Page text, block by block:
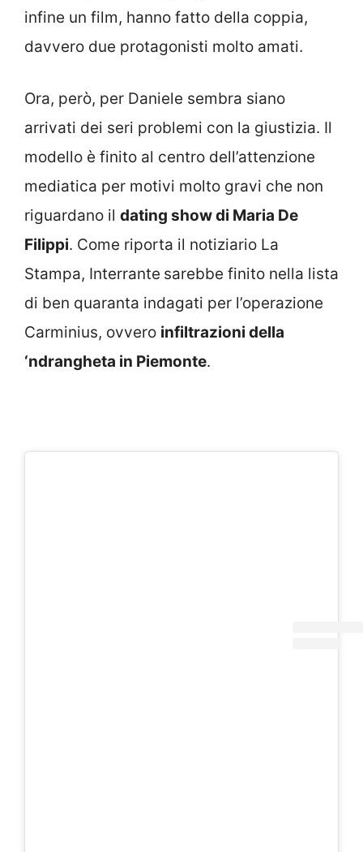
infine un film, hanno fatto della coppia,
davvero due protagonisti molto amati.
Ora, però, per Daniele sembra siano
arrivati dei seri problemi con la giustizia. Il
modello è finito al centro dell’attenzione
mediatica per motivi molto gravi che non
riguardano il dating show di Maria De
Filippi. Come riporta il notiziario La
Stampa, Interrante sarebbe finito nella lista
di ben quaranta indagati per l’operazione
Carminius, ovvero infiltrazioni della
‘ndrangheta in Piemonte.